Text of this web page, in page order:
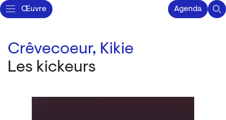
Œuvre Agenda
Crêvecoeur, Kikie
Les kickeurs